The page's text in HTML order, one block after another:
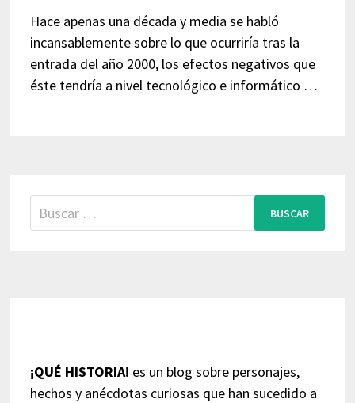
Hace apenas una década y media se habló
incansablemente sobre lo que ocurriría tras la
entrada del año 2000, los efectos negativos que
éste tendría a nivel tecnológico e informático …
Buscar:
¡QUÉ HISTORIA! es un blog sobre personajes,
hechos y anécdotas curiosas que han sucedido a